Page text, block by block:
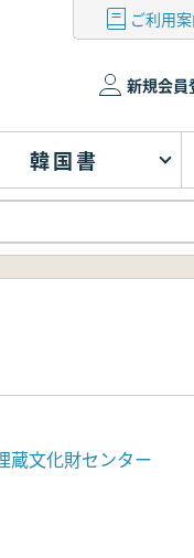
ご利用
新規会員
韓国書
文化財センター